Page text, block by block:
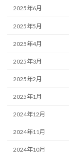
2025年6月
2025年5月
2025年4月
2025年3月
2025年2月
2025年1月
2024年12月
2024年11月
2024年10月